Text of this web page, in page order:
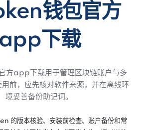
钱包官方
app下载
方app下载用于管理区块链账户与多
前，应先核对软件来源，并在离线环
境妥善备份助记词。
的版本核验、安装前检查、账户备份和常